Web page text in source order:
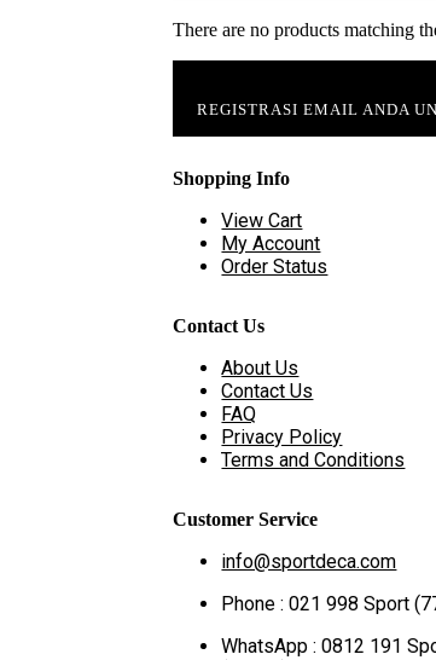
There are no products matching
REGISTRASI EMAIL ANDA
Shopping Info
View Cart
My Account
Order Status
Contact Us
About Us
Contact Us
FAQ
Privacy Policy
Terms and Conditions
Customer Service
info@sportdeca.com
Phone : 021 998 Sport
WhatsApp : 0812 191